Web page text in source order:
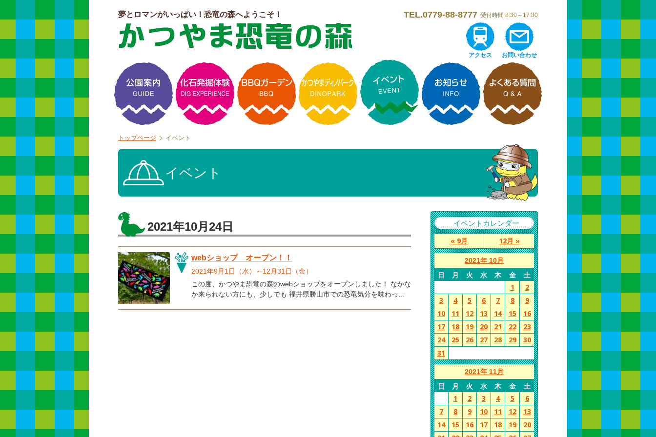
夢とロマンがいっぱい！恐竜の森へようこそ！ TEL.0779-88-8777 受付時間 8:30～17:30
アクセス お問い合わせ
トップページ イベント
イベント
2021年10月24日
webショップ オープン！！
2021年9月1日（水）～12月31日（金）
この度、かつやま恐竜の森のwebショップをオープンしました！ なかな
か来られない方にも、少しでも 福井県勝山市での恐竜気分を味わって
イベントカレンダー
« 9月 12月 »
2021年 10月
日
月 火 水 木 金 土
1
2
3
4 5 6 7 8
9
10
11 12 13 14 15
16
17
18 19 20 21 22
23
24
25 26 27 28 29
30
31
2021年 11月
日
月 火 水 木 金 土
1 2 3 4 5
6
7
8 9 10 11 12
13
14
15 16 17 18 19
20